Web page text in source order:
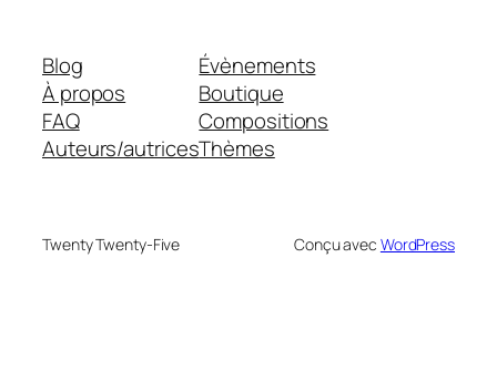
Blog
À propos
FAQ
Auteurs/autrices
Évènements
Boutique
Compositions
Thèmes
Twenty Twenty-Five Conçu avec WordPress